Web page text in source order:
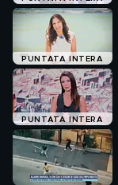
PUNTATA INTERA
PUNTATA INTERA